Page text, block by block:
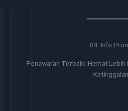
04. Info
Penawaran Terbaik: Hemat Lebih